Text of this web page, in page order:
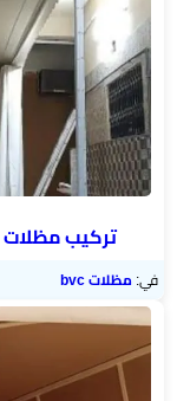
تركيب
في:مظلات bvc